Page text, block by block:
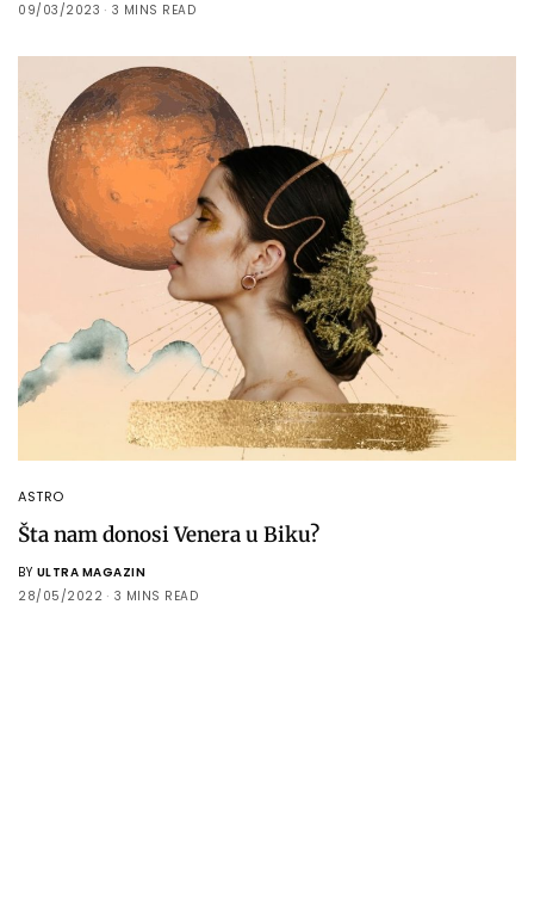
09/03/2023
3 MINS READ
ASTRO
Šta nam donosi Venera u Biku?
BY ULTRA MAGAZIN
28/05/2022
3 MINS READ